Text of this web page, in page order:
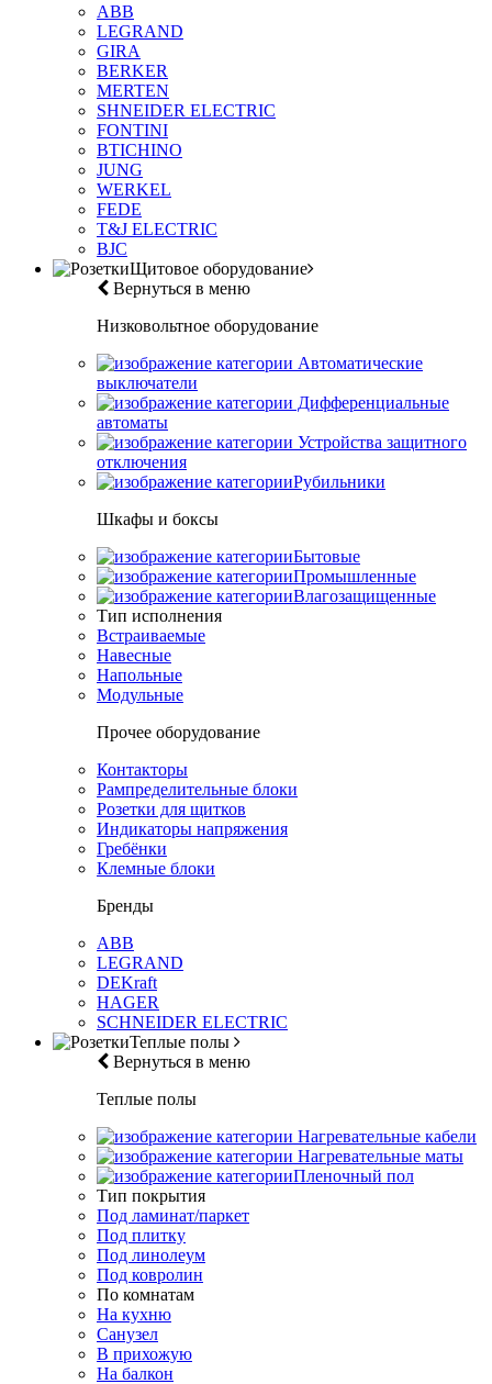
ABB
LEGRAND
GIRA
BERKER
MERTEN
SHNEIDER ELECTRIC
FONTINI
BTICHINO
JUNG
WERKEL
FEDE
T&J ELECTRIC
BJC
Щитовое оборудование
Вернуться в меню
Низковольтное оборудование
Автоматические
выключатели
Дифференциальные
автоматы
Устройства защитного
отключения
Рубильники
Шкафы и боксы
Бытовые
Промышленные
Влагозащищенные
Тип исполнения
Встраиваемые
Навесные
Напольные
Модульные
Прочее оборудование
Контакторы
Рампределительные блоки
Розетки для щитков
Индикаторы напряжения
Гребёнки
Клемные блоки
Бренды
ABB
LEGRAND
DEKraft
HAGER
SCHNEIDER ELECTRIC
Теплые полы
Вернуться в меню
Теплые полы
Нагревательные кабели
Нагревательные маты
Пленочный пол
Тип покрытия
Под ламинат/паркет
Под плитку
Под линолеум
Под ковролин
По комнатам
На кухню
Санузел
В прихожую
На балкон